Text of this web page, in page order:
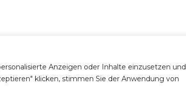
Anzeigen oder Inhalte einzusetzen und
klicken, stimmen Sie der Anwendung von